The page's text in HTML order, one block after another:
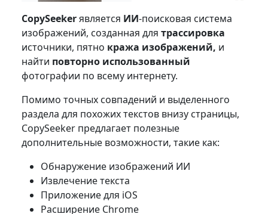
CopySeekerявляется ИИ-поисковая система
изображений, созданная для трассировка
источники, пятно кража изображений, и
найти повторно использованный
фотографии по всему интернету.
Помимо точных совпадений и выделенного
раздела для похожих текстов внизу страницы,
CopySeeker предлагает полезные
дополнительные возможности, такие как:
Обнаружение изображений ИИ
Извлечение текста
Приложение для iOS
Расширение Chrome